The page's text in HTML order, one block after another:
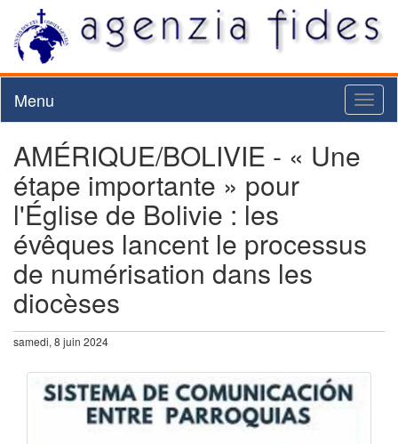
Menu
AMÉRIQUE/BOLIVIE - « Une
étape importante » pour
l'Église de Bolivie : les
évêques lancent le processus
de numérisation dans les
diocèses
samedi, 8 juin 2024